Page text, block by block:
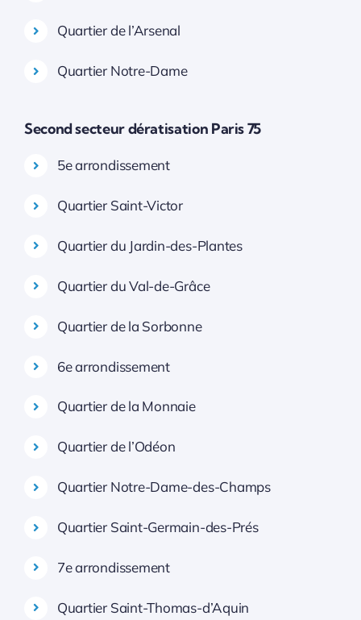
Quartier de l’Arsenal
Quartier Notre-Dame
Second secteur dératisation Paris 75
5e arrondissement
Quartier Saint-Victor
Quartier du Jardin-des-Plantes
Quartier du Val-de-Grâce
Quartier de la Sorbonne
6e arrondissement
Quartier de la Monnaie
Quartier de l’Odéon
Quartier Notre-Dame-des-Champs
Quartier Saint-Germain-des-Prés
7e arrondissement
Quartier Saint-Thomas-d’Aquin